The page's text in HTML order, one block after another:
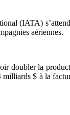
(IATA)
aériennes.
doubler la
$ à la